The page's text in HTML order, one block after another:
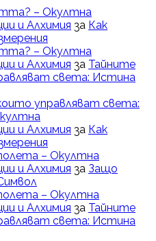
– Окултна
и Алхимия за Как
– Окултна
и Алхимия за Тайните
света: Истина
управляват света:
и Алхимия за Как
– Окултна
и Алхимия за Защо
– Окултна
и Алхимия за Тайните
света: Истина